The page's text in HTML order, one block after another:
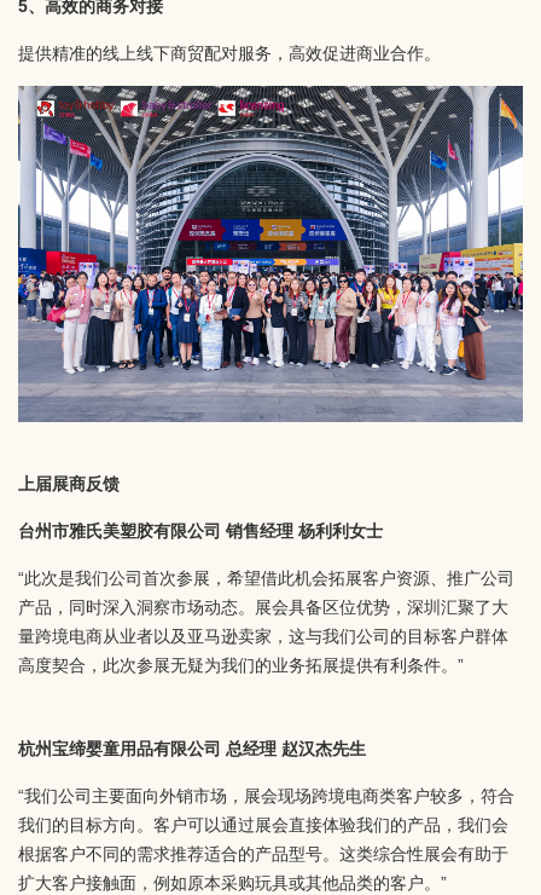
5、高效的商务对接
提供精准的线上线下商贸配对服务，高效促进商业合作。
上届展商反馈
台州市雅氏美塑胶有限公司 销售经理 杨利利女士
“此次是我们公司首次参展，希望借此机会拓展客户资源、推广公司
产品，同时深入洞察市场动态。展会具备区位优势，深圳汇聚了大
量跨境电商从业者以及亚马逊卖家，这与我们公司的目标客户群体
高度契合，此次参展无疑为我们的业务拓展提供有利条件。”
杭州宝缔婴童用品有限公司 总经理 赵汉杰先生
“我们公司主要面向外销市场，展会现场跨境电商类客户较多，符合
我们的目标方向。客户可以通过展会直接体验我们的产品，我们会
根据客户不同的需求推荐适合的产品型号。这类综合性展会有助于
扩大客户接触面，例如原本采购玩具或其他品类的客户。”